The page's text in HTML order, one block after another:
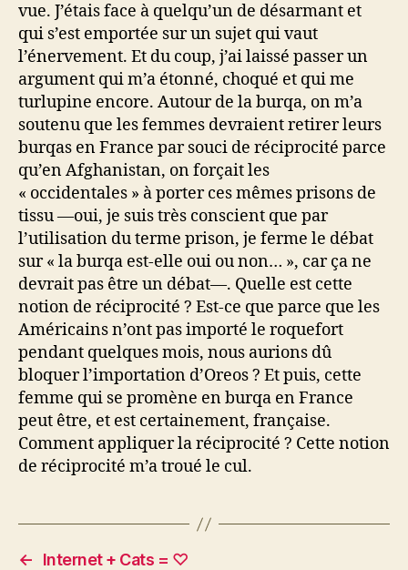
vue. J’étais face à quelqu’un de désarmant et
qui s’est emportée sur un sujet qui vaut
l’énervement. Et du coup, j’ai laissé passer un
argument qui m’a étonné, choqué et qui me
turlupine encore. Autour de la burqa, on m’a
soutenu que les femmes devraient retirer leurs
burqas en France par souci de réciprocité parce
qu’en Afghanistan, on forçait les
« occidentales » à porter ces mêmes prisons de
tissu —oui, je suis très conscient que par
l’utilisation du terme prison, je ferme le débat
sur « la burqa est-elle oui ou non… », car ça ne
devrait pas être un débat—. Quelle est cette
notion de réciprocité ? Est-ce que parce que les
Américains n’ont pas importé le roquefort
pendant quelques mois, nous aurions dû
bloquer l’importation d’Oreos ? Et puis, cette
femme qui se promène en burqa en France
peut être, et est certainement, française.
Comment appliquer la réciprocité ? Cette notion
de réciprocité m’a troué le cul.
←
Internet + Cats = ♡